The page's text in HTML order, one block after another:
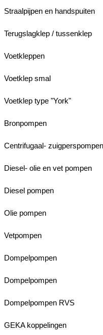
Straalpijpen en handspuiten
Terugslagklep / tussenklep
Voetkleppen
Voetklep smal
Voetklep type "York"
Bronpompen
Centrifugaal- zuigperspompen
Diesel- olie en vet pompen
Diesel pompen
Olie pompen
Vetpompen
Dompelpompen
Dompelpompen
Dompelpompen RVS
GEKA koppelingen